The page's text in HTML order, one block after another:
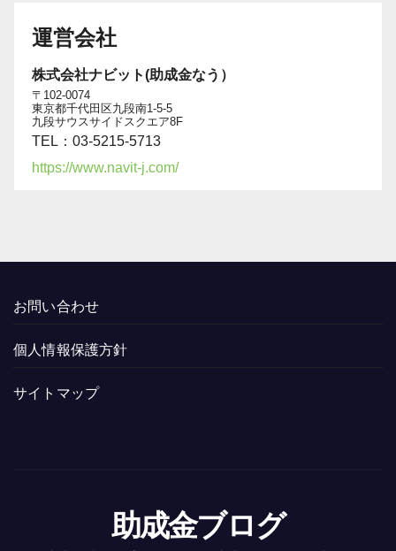
運営会社
株式会社ナビット(助成金なう）
〒102-0074
東京都千代田区九段南1-5-5
九段サウスサイドスクエア8F
TEL：03-5215-5713
https://www.navit-j.com/
お問い合わせ
個人情報保護方針
サイトマップ
助成金ブログ